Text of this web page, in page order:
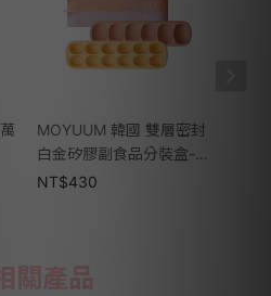
MOYUUM 韓國 雙層密封
白金矽膠副食品分裝盒-多
款可選
NT$430
關產品